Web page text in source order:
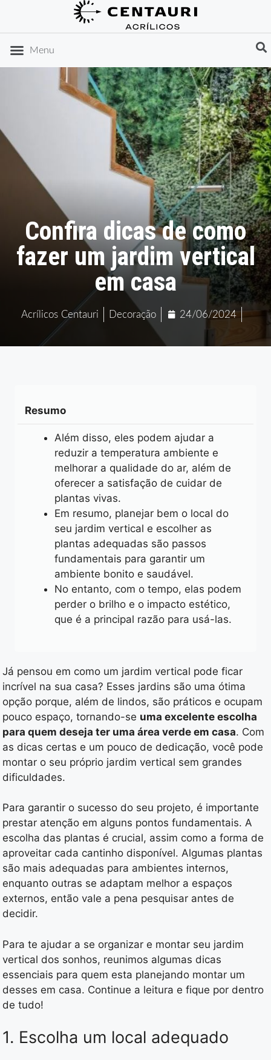
Menu
Confira dicas de como
fazer um jardim vertical
em casa
Acrílicos Centauri Decoração 24/06/2024
Resumo
Além disso, eles podem ajudar a
reduzir a temperatura ambiente e
melhorar a qualidade do ar, além de
oferecer a satisfação de cuidar de
plantas vivas.
Em resumo, planejar bem o local do
seu jardim vertical e escolher as
plantas adequadas são passos
fundamentais para garantir um
ambiente bonito e saudável.
No entanto, com o tempo, elas podem
perder o brilho e o impacto estético,
que é a principal razão para usá-las.
Já pensou em como um jardim vertical pode ficar
incrível na sua casa? Esses jardins são uma ótima
opção porque, além de lindos, são práticos e ocupam
pouco espaço, tornando-se uma excelente escolha
para quem deseja ter uma área verde em casa. Com
as dicas certas e um pouco de dedicação, você pode
montar o seu próprio jardim vertical sem grandes
dificuldades.
Para garantir o sucesso do seu projeto, é importante
prestar atenção em alguns pontos fundamentais. A
escolha das plantas é crucial, assim como a forma de
aproveitar cada cantinho disponível. Algumas plantas
são mais adequadas para ambientes internos,
enquanto outras se adaptam melhor a espaços
externos, então vale a pena pesquisar antes de
decidir.
Para te ajudar a se organizar e montar seu jardim
vertical dos sonhos, reunimos algumas dicas
essenciais para quem esta planejando montar um
desses em casa. Continue a leitura e fique por dentro
de tudo!
1. Escolha um local adequado